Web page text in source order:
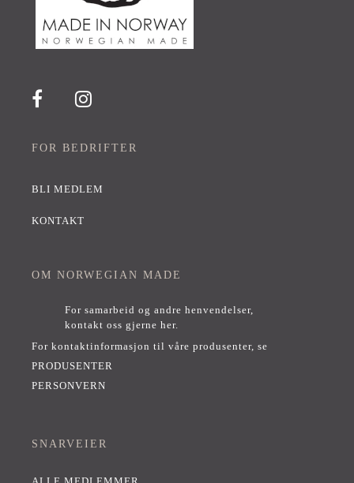
FOR BEDRIFTER
BLI MEDLEM
KONTAKT
OM NORWEGIAN MADE
For samarbeid og andre henvendelser,
kontakt oss gjerne her.
For kontaktinformasjon til våre produsenter, se
PRODUSENTER
PERSONVERN
SNARVEIER